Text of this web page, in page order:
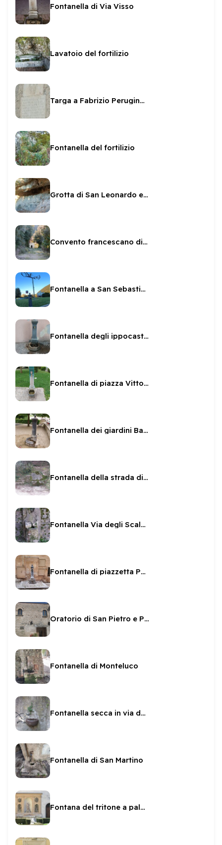
Fontanella di Via Visso
Lavatoio del fortilizio
Targa a Fabrizio Perugino sul Fortilizio
Fontanella del fortilizio
Grotta di San Leonardo ed affreschi
Convento francescano di Sant'Anna
Fontanella a San Sebastiano
Fontanella degli ippocastani
Fontanella di piazza Vittoria
Fontanella dei giardini Baden Powell
Fontanella della strada di Monteluco
Fontanella Via degli Scaloni
Fontanella di piazzetta Poli
Oratorio di San Pietro e Paolo
Fontanella di Monteluco
Fontanella secca in via dell'Assalto
Fontanella di San Martino
Fontana del tritone a palazzo Leti